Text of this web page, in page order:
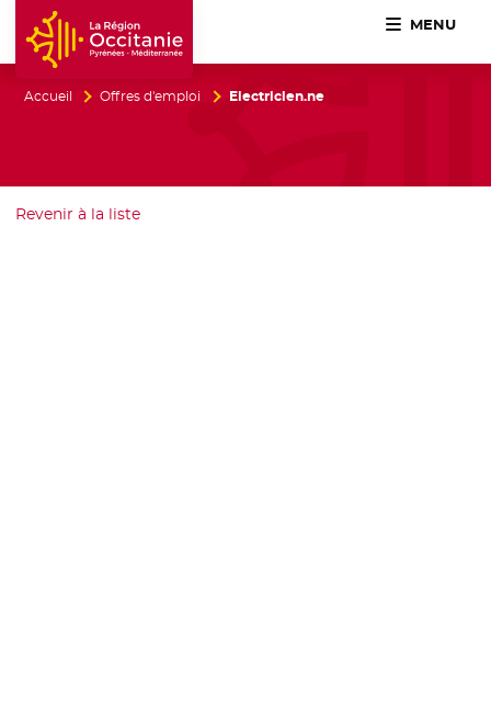
Accueil Région Occitanie / Pyrénées-Méditerranée
MENU
Accueil Offres d'emploi Electricien.ne
Revenir à la liste